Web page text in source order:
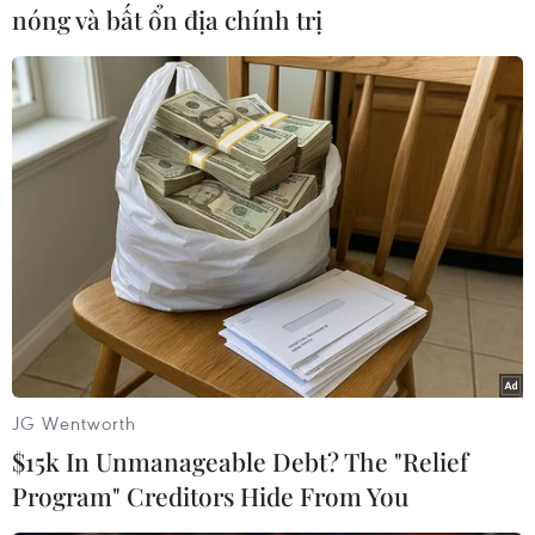
viên, nhân viên và 816 học sinh/ 22 lớp; trường
đã hoàn thành xuất sắc nhiệm vụ với 9 học sinh
đạt giải cấp quốc gia, 55 em đạt giải cấp tỉnh và
89 em đạt giải cấp thành phố trong năm học vừa
qua.
nóng và bất ổn địa chính trị
JG Wentworth
$15k In Unmanageable Debt? The "Relief
Program" Creditors Hide From You